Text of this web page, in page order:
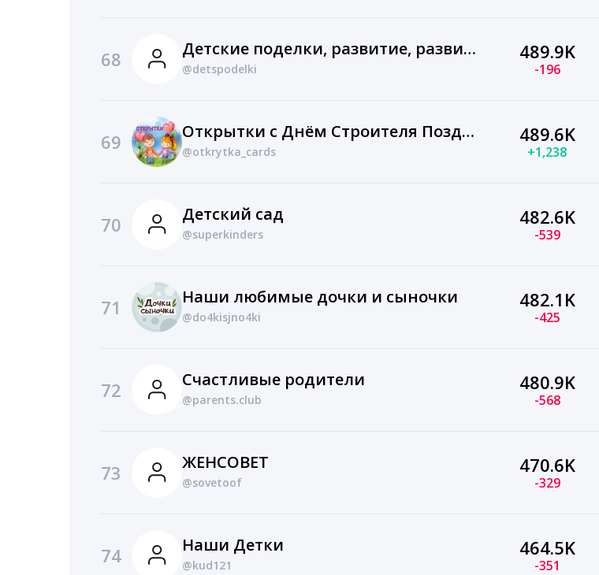
68 Детские поделки, развитие, развивашки для детей
@detspodelki
489.9K
-196
69 Открытки с Днём Строителя Поздравления на День
@otkrytka_cards
489.6K
+1,238
70 Детский сад
@superkinders
482.6K
-539
71 Наши любимые дочки и сыночки
@do4kisjno4ki
482.1K
-425
72 Счастливые родители
@parents.club
480.9K
-568
73 ЖЕНСОВЕТ
@sovetoof
470.6K
-329
74 Наши Детки
@kud121
464.5K
-351